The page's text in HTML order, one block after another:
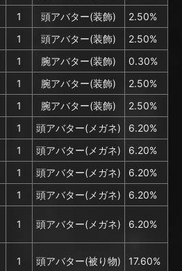
1 頭アバター(装飾)
2.50%
1 頭アバター(装飾)
2.50%
1 腕アバター(装飾)
0.30%
1 腕アバター(装飾)
2.50%
1 腕アバター(装飾)
2.50%
1 頭アバター(メガネ)
6.20%
1 頭アバター(メガネ)
6.20%
1 頭アバター(メガネ)
6.20%
1 頭アバター(メガネ)
6.20%
1 頭アバター(メガネ) 6.20%
1 頭アバター(被り物) 17.60%